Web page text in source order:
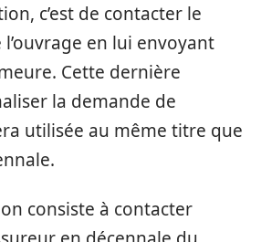
c’est de contacter le
en lui envoyant
Cette dernière
la demande de
utilisée au même titre que
consiste à contacter